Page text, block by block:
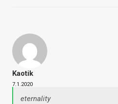
Kaotik
7.1.2020
eternality